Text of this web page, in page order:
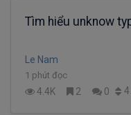
Tìm hiểu unknow
Le Nam
1 phút đọc
4.4K 2 0 4